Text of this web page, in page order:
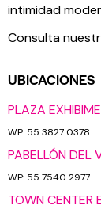
intimidad
Consulta
UBICACIONES
PLAZA
WP: 55 3827 0378
PABELLÓN DEL
WP: 55 7540 2977
TOWN CENTER